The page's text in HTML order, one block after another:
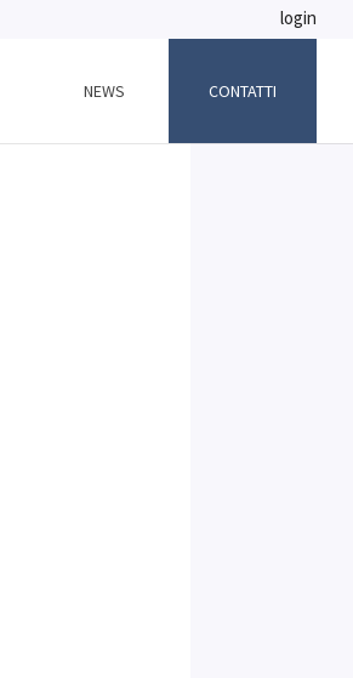
login
NEWS CONTATTI